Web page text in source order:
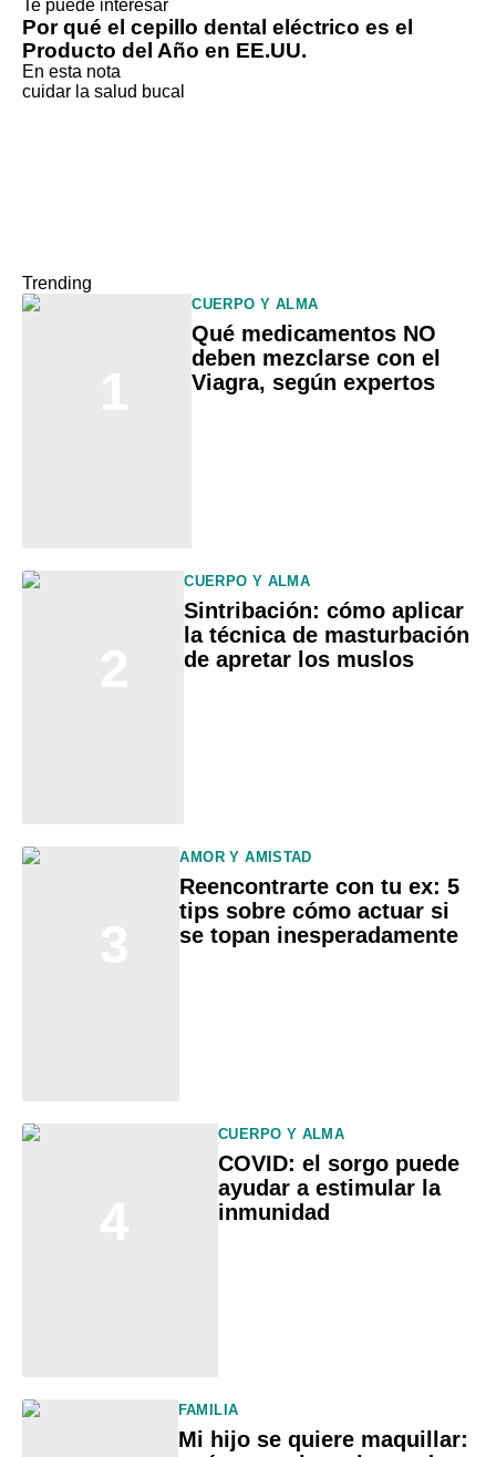
Te puede interesar
Por qué el cepillo dental eléctrico es el
Producto del Año en EE.UU.
En esta nota
cuidar la salud bucal
Trending
CUERPO Y ALMA
Qué medicamentos NO
deben mezclarse con el
Viagra, según expertos
CUERPO Y ALMA
Sintribación: cómo aplicar
la técnica de masturbación
de apretar los muslos
AMOR Y AMISTAD
Reencontrarte con tu ex: 5
tips sobre cómo actuar si
se topan inesperadamente
CUERPO Y ALMA
COVID: el sorgo puede
ayudar a estimular la
inmunidad
FAMILIA
Mi hijo se quiere maquillar: